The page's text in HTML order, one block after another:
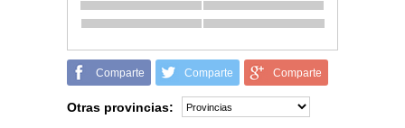
Comparte Comparte Comparte
Otras provincias: